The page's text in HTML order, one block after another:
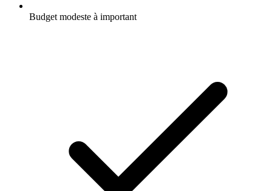
Budget modeste à important